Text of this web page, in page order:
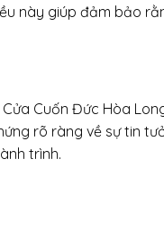
này giúp đảm bảo
Cuốn Đức Hòa
rõ ràng về sự tin
trình.